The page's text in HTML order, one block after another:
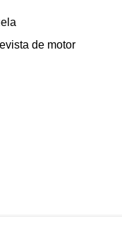
de motor